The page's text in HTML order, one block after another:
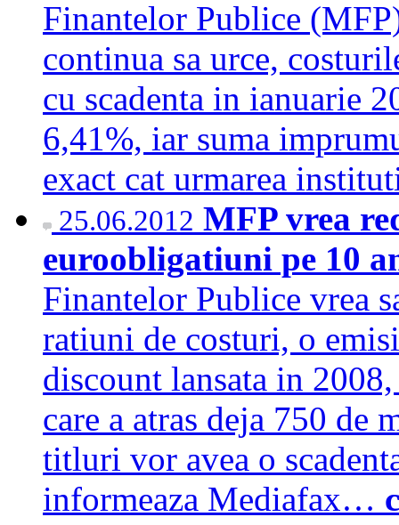
Finantelor Publice
continua sa urce,
cu scadenta in ianuarie
6,41%, iar suma
exact cat urmarea
25.06.2012 MFP vrea
euroobligatiuni pe 10
Finantelor Publice vrea
ratiuni de costuri, o
discount lansata in
care a atras deja 750 de
titluri vor avea o
informeaza Mediafax…